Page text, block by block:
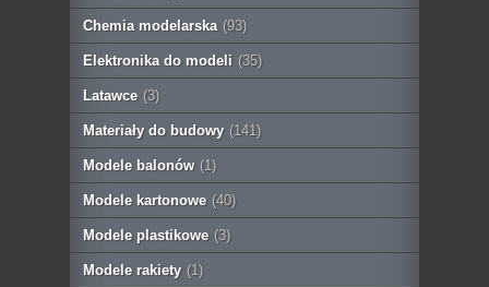
Chemia modelarska (93)
Elektronika do modeli (35)
Latawce (3)
Materiały do budowy (141)
Modele balonów (1)
Modele kartonowe (40)
Modele plastikowe (3)
Modele rakiety (1)